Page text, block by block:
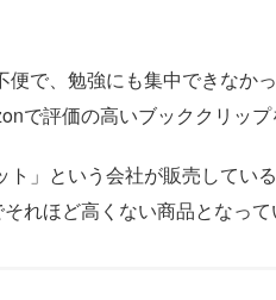
便で、勉強にも集中できなか
で評価の高いブッククリップ
ト」という会社が販売してい
れほど高くない商品となって